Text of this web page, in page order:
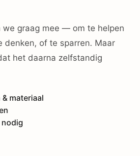
we graag mee — om te helpen
denken, of te sparren. Maar
het daarna zelfstandig
materiaal
nodig